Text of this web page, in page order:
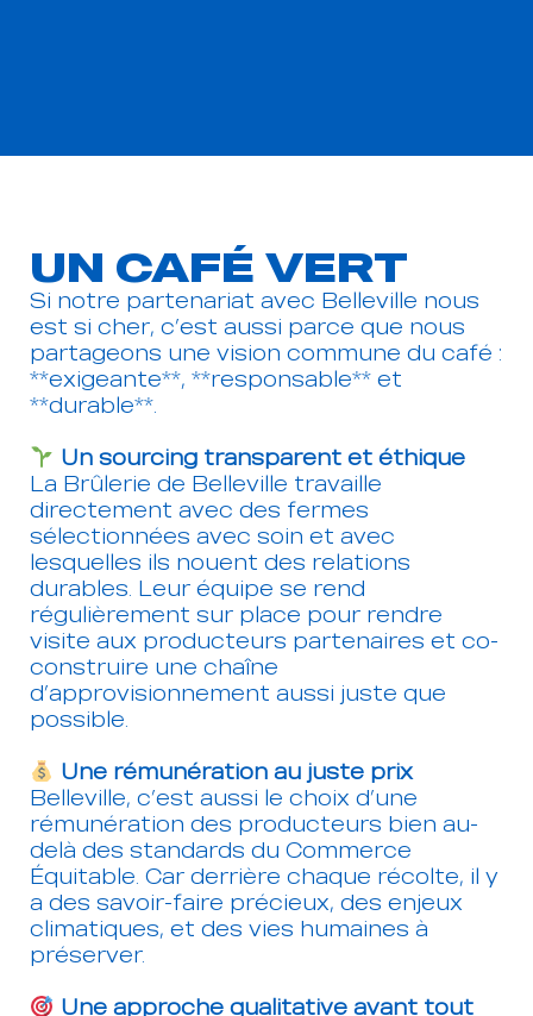
UN CAFÉ VERT
Si notre partenariat avec Belleville nous
est si cher, c’est aussi parce que nous
partageons une vision commune du café :
**exigeante**, **responsable** et
**durable**.
Un sourcing transparent et éthique
La Brûlerie de Belleville travaille
directement avec des fermes
sélectionnées avec soin et avec
lesquelles ils nouent des relations
durables. Leur équipe se rend
régulièrement sur place pour rendre
visite aux producteurs partenaires et co-
construire une chaîne
d’approvisionnement aussi juste que
possible.
Une rémunération au juste prix
Belleville, c’est aussi le choix d’une
rémunération des producteurs bien au-
delà des standards du Commerce
Équitable. Car derrière chaque récolte, il y
a des savoir-faire précieux, des enjeux
climatiques, et des vies humaines à
préserver.
Une approche qualitative avant tout